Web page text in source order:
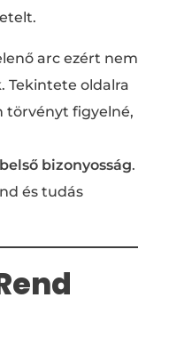
arc ezért nem
Tekintete oldalra
törvényt figyelné,
belső bizonyosság.
és tudás